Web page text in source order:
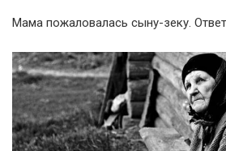
Мама пожаловалась сыну-зеку.